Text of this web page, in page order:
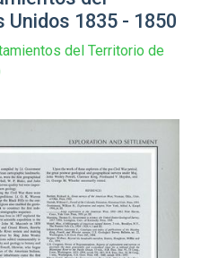
1835 - 1850
del Territorio de